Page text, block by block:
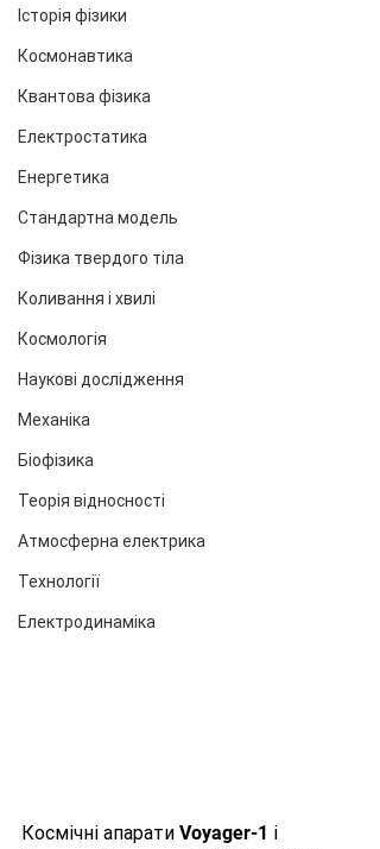
Історія фізики
Космонавтика
Квантова фізика
Електростатика
Енергетика
Стандартна модель
Фізика твердого тіла
Коливання і хвилі
Космологія
Наукові дослідження
Механіка
Біофізика
Теорія відносності
Атмосферна електрика
Технології
Електродинаміка
Космічні апарати Voyager-1 і